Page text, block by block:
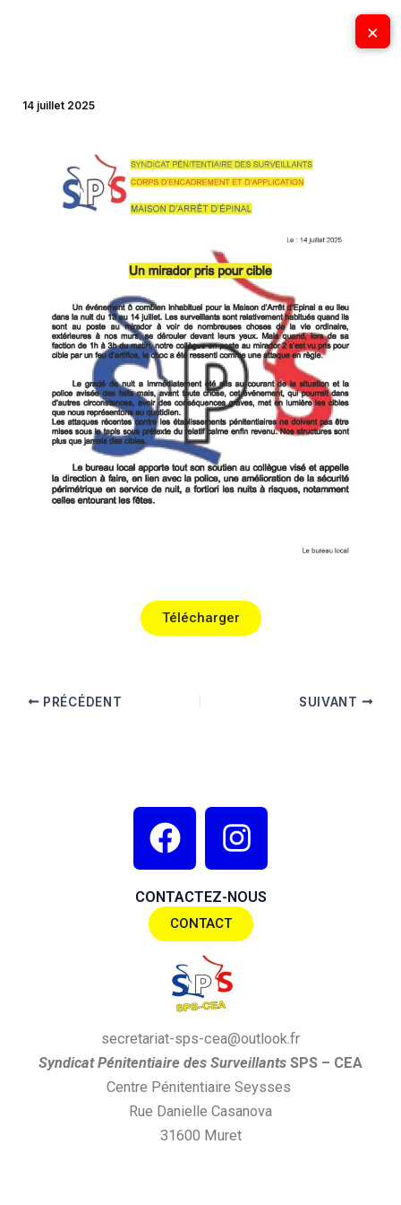
×
14 juillet 2025
Télécharger
PRÉCÉDENT SUIVANT
F
a
c
e
b
o
o
k
I
n
s
t
a
a
m
CONTACTEZ-NOUS
CONTACT
secretariat-sps-cea@outlook.fr
SyndicatPénitentiaire des Surveillants SPS – CEA
Centre Pénitentiaire Seysses
Rue Danielle Casanova
31600 Muret
×